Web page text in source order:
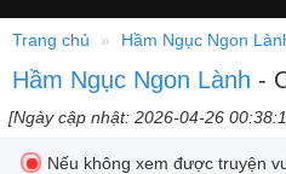
Trang chủ Hầm Ngục Ngon
Hầm Ngục Ngon Lành -
[Ngày cập nhật: 2026-04-26
Nếu không xem được truyện